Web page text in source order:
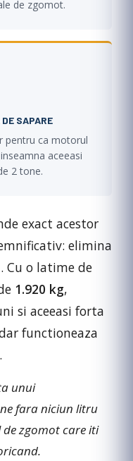
de zgomot.
SAPARE
pentru ca motorul
aceeasi
2 tone.
exact acestor
elimina
Cu o latime de
1.920 kg,
si aceeasi forta
functioneaza
unui
fara niciun litru
zgomot care iti